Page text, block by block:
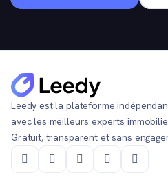
Leedy est la plateforme
avec les meilleurs experts
Gratuit, transparent et sans